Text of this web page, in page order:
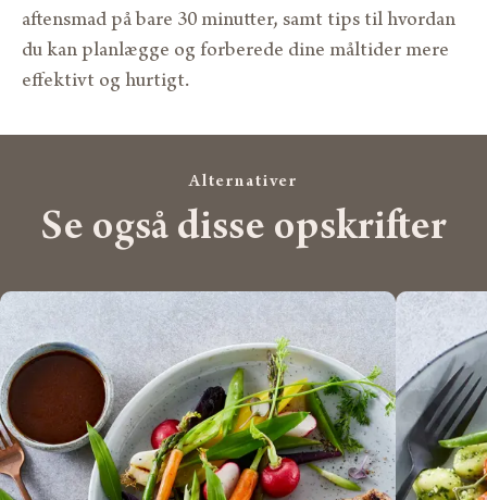
aftensmad på bare 30 minutter, samt tips til hvordan
du kan planlægge og forberede dine måltider mere
effektivt og hurtigt.
Alternativer
Se også disse opskrifter